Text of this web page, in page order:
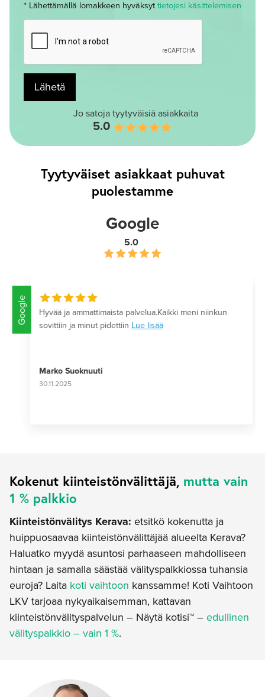
* Lähettämällä lomakkeen hyväksyt tietojesi käsittelemisen
Lähetä
Jo satoja tyytyväisiä asiakkaita
5.0
Tyytyväiset asiakkaat puhuvat
puolestamme
Google
5.0
Google
Hyvää ja ammattimaista palvelua.Kaikki meni niinkun
sovittiin ja minut pidettiin Lue lisää
Marko Suoknuuti
30.11.2025
Kokenut kiinteistönvälittäjä, mutta vain
1 % palkkio
Kiinteistönvälitys Kerava: etsitkö kokenutta ja
huippuosaavaa kiinteistönvälittäjää alueelta Kerava?
Haluatko myydä asuntosi parhaaseen mahdolliseen
hintaan ja samalla säästää välityspalkkiossa tuhansia
euroja? Laita koti vaihtoon kanssamme! Koti Vaihtoon
LKV tarjoaa nykyaikaisemman, kattavan
kiinteistönvälityspalvelun – Näytä kotisi™ – edullinen
välityspalkkio – vain 1 %.